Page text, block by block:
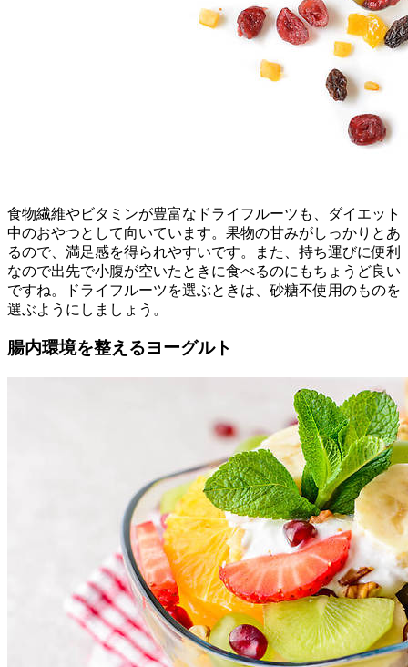
食物繊維やビタミンが豊富なドライフルーツも、ダイエット
中のおやつとして向いています。果物の甘みがしっかりとあ
るので、満足感を得られやすいです。また、持ち運びに便利
なので出先で小腹が空いたときに食べるのにもちょうど良い
ですね。ドライフルーツを選ぶときは、砂糖不使用のものを
選ぶようにしましょう。
腸内環境を整えるヨーグルト